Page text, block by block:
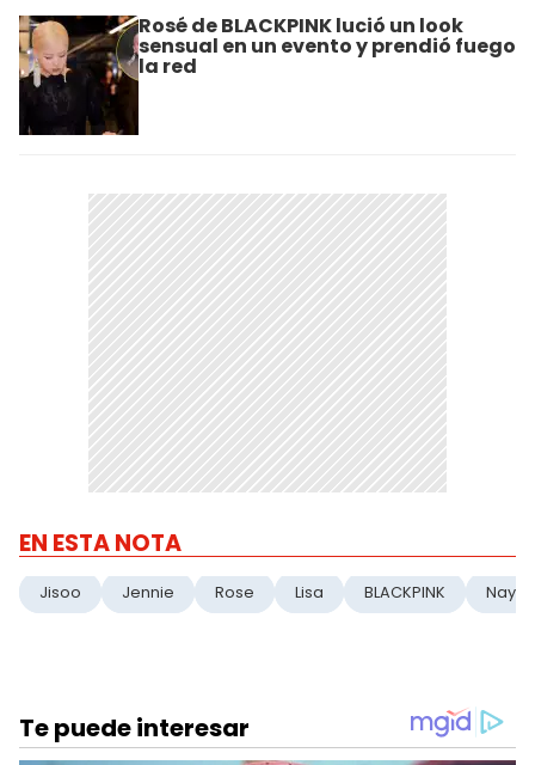
Rosé de BLACKPINK lució un look
sensual en un evento y prendió fuego
la red
EN ESTA NOTA
Jisoo Jennie Rose Lisa BLACKPINK